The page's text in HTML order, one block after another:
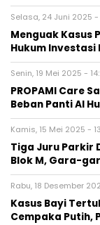
Selasa, 24 Juni 2025 -
Menguak Kasus
Hukum Investasi
Senin, 19 Mei 2025 -
PROPAMI Care
Beban Panti Al
Kamis, 15 Mei 2025 -
Tiga Juru Parkir
Blok M, Gara-
Rabu, 18 Desember
Kasus Bayi
Cempaka Putih,